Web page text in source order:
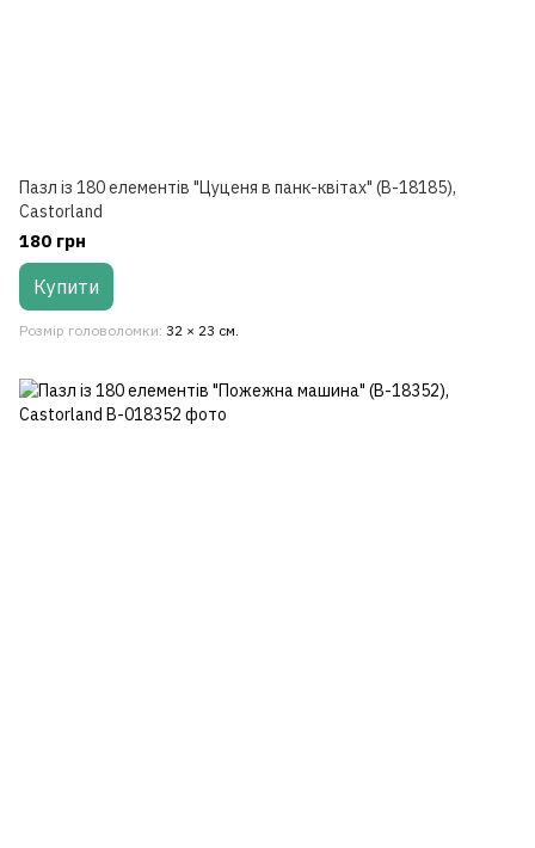
Пазл із 180 елементів "Цуценя в панк-квітах" (B-18185),
Castorland
180 грн
Купити
Розмір головоломки 32 × 23 см.